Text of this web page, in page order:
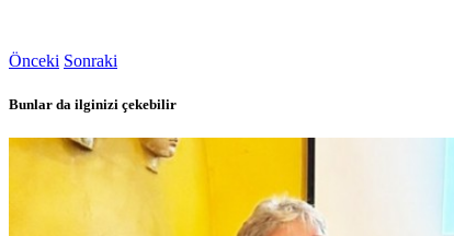
Önceki Sonraki
Bunlar da ilginizi çekebilir